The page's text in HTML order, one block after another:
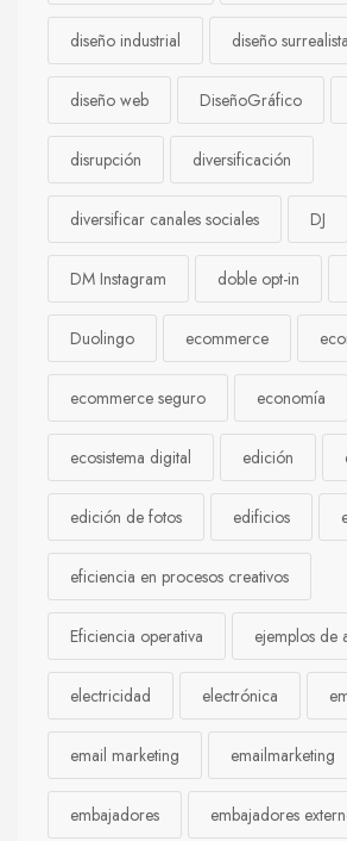
diseño industrial diseño surrealista
diseño web DiseñoGráfico
disrupción diversificación
diversificar canales sociales DJ
DM Instagram doble opt-in
Duolingo ecommerce
ecommerce seguro economía
ecosistema digital edición
edición de fotos edificios
eficiencia en procesos creativos
Eficiencia operativa ejemplos de
electricidad electrónica
email marketing emailmarketing
embajadores embajadores